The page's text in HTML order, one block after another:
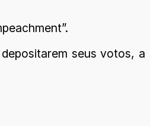
seus votos, a